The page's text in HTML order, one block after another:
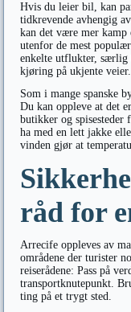
Hvis du leier bil, kan
tidkrevende avhengig
kan det være mer kamp
utenfor de mest
enkelte utflukter, særlig
kjøring på ukjente veier.
Som i mange spanske
Du kan oppleve at det
butikker og spisesteder
ha med en lett jakke
vinden gjør at
råd for
Arrecife oppleves av
områdene der turister
reiserådene: Pass på
transportknutepunkt.
ting på et trygt sted.